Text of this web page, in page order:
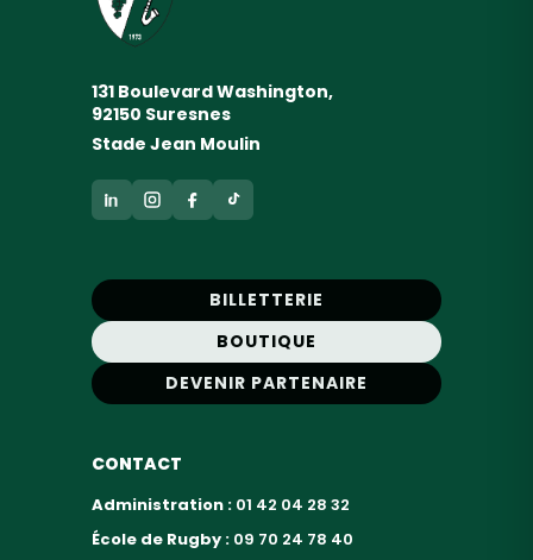
131 Boulevard Washington,
92150 Suresnes
Stade Jean Moulin
BILLETTERIE
BOUTIQUE
DEVENIR PARTENAIRE
CONTACT
Administration : 01 42 04 28 32
École de Rugby : 09 70 24 78 40